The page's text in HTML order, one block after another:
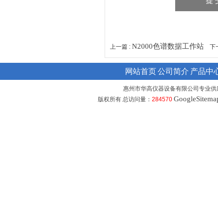
上一篇 : N2000色谱数据工作站 下
网站首页公司简介 产品中
惠州市华高仪器设备有限公司专业供
版权所有 总访问量： 284570